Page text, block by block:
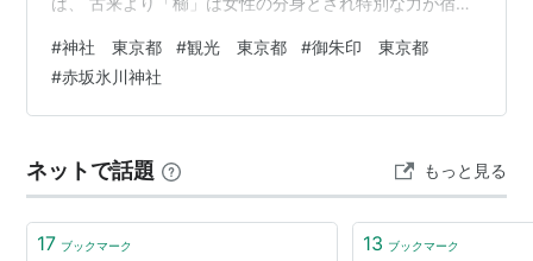
蛇（やまたのおろち）の生贄となりそうであった奇稲田
姫命（くしいなだひめのみこと）を素盞嗚尊（すさのお
のみこと）が櫛に変え、髪に挿して戦いに臨み見事退治
様は目出度く夫婦の契りを結ばれました。この御祭神の
神話に基づいた儀式を行うことで、お二人のお誓いを…
#神社 東京都 #観光 東京都 #御朱印 東京都
#赤坂氷川神社
ネットで話題 もっと見る
17 ブックマーク 13 ブックマーク